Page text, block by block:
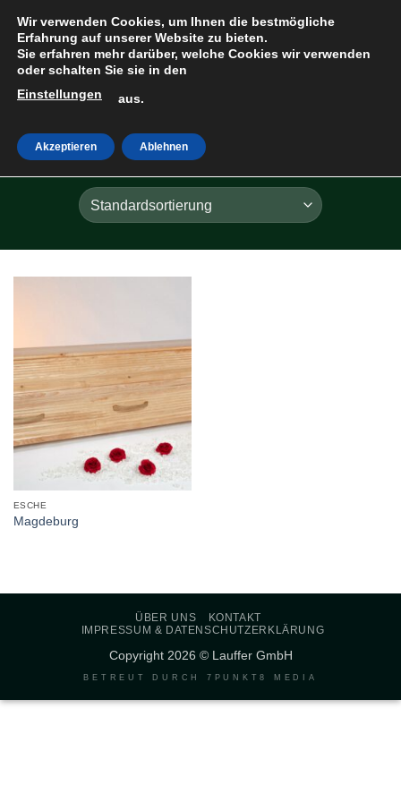
Inhalt
springen
HOME
FILTER
ESCHE
Magdeburg
ÜBER UNS
KONTAKT
IMPRESSUM & DATENSCHUTZERKLÄRUNG
Copyright 2026 © Lauffer GmbH
BETREUT DURCH 7PUNKT8 MEDIA
Wir verwenden Cookies, um Ihnen die bestmögliche
Erfahrung auf unserer Website zu bieten.
Sie erfahren mehr darüber, welche Cookies wir verwenden
oder schalten Sie sie in den
Einstellungen
aus.
Akzeptieren Ablehnen